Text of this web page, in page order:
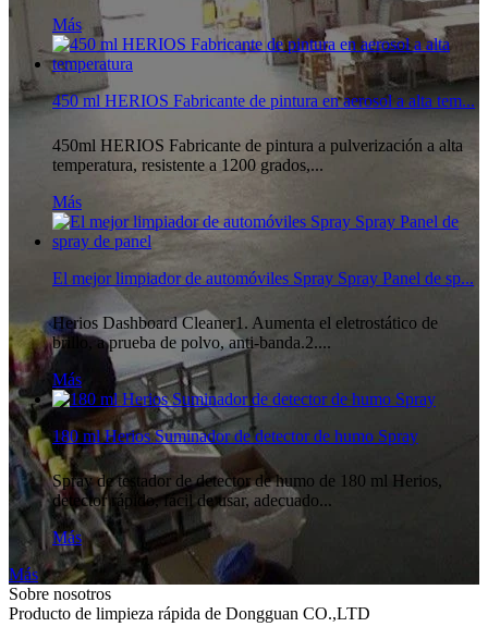
Más
450 ml HERIOS Fabricante de pintura en aerosol a alta tem...
450ml HERIOS Fabricante de pintura a pulverización a alta
temperatura, resistente a 1200 grados,...
Más
El mejor limpiador de automóviles Spray Spray Panel de sp...
Herios Dashboard Cleaner1. Aumenta el eletrostático de
brillo, a prueba de polvo, anti-banda.2....
Más
180 ml Herios Suminador de detector de humo Spray
Spray de testador de detector de humo de 180 ml Herios,
detector rápido, fácil de usar, adecuado...
Más
Más
Sobre nosotros
Producto de limpieza rápida de Dongguan CO.,LTD